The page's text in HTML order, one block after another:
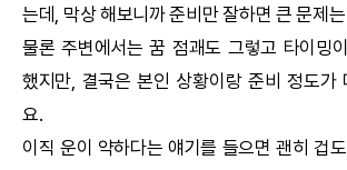
는데, 막상 해보니까 준비만 잘하면 큰 문제
물론 주변에서는 꿈 점괘도 그렇고 타이밍
했지만, 결국은 본인 상황이랑 준비 정도가
요.
이직 운이 약하다는 얘기를 들으면 괜히 겁